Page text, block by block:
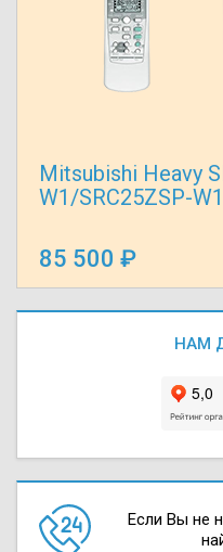
Mitsubishi Heavy
W1/SRC25ZSP-W1
85 500
НАМ
Если Вы не